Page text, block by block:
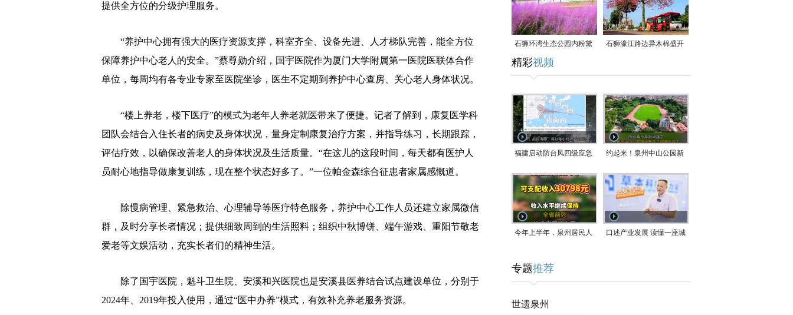
提供全方位的分级护理服务。
“养护中心拥有强大的医疗资源支撑，科室齐全、设备先进、人才梯队完善，能全方位
保障养护中心老人的安全。”蔡尊勋介绍，国宇医院作为厦门大学附属第一医院医联体合作
单位，每周均有各专业专家至医院坐诊，医生不定期到养护中心查房、关心老人身体状况。
“楼上养老，楼下医疗”的模式为老年人养老就医带来了便捷。记者了解到，康复医学科
团队会结合入住长者的病史及身体状况，量身定制康复治疗方案，并指导练习，长期跟踪，
评估疗效，以确保改善老人的身体状况及生活质量。“在这儿的这段时间，每天都有医护人
员耐心地指导做康复训练，现在整个状态好多了。”一位帕金森综合征患者家属感慨道。
除慢病管理、紧急救治、心理辅导等医疗特色服务，养护中心工作人员还建立家属微信
群，及时分享长者情况；提供细致周到的生活照料；组织中秋博饼、端午游戏、重阳节敬老
爱老等文娱活动，充实长者们的精神生活。
除了国宇医院，魁斗卫生院、安溪和兴医院也是安溪县医养结合试点建设单位，分别于
2024年、2019年投入使用，通过“医中办养”模式，有效补充养老服务资源。
石狮环湾生态公园内粉黛
乱子草盛放
石狮濠江路边异木棉盛开
精彩视频
福建启动防台风四级应急
9日在长江口至福建北部
一带沿海登陆
约起来！泉州中山公园新
今年上半年，泉州居民人 口述产业发展 读懂一座城
专题推荐
世遗泉州